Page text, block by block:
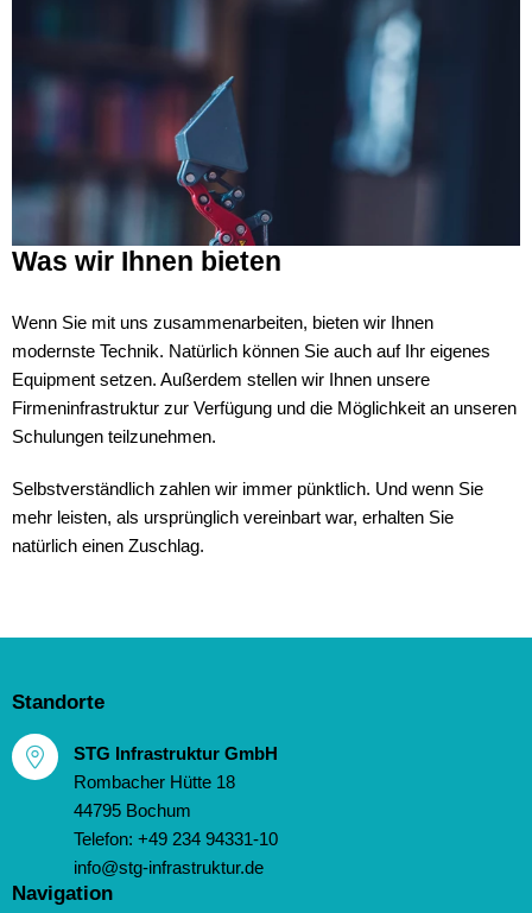
Was wir Ihnen bieten
Wenn Sie mit uns zusammenarbeiten, bieten wir Ihnen
modernste Technik. Natürlich können Sie auch auf Ihr eigenes
Equipment setzen. Außerdem stellen wir Ihnen unsere
Firmeninfrastruktur zur Verfügung und die Möglichkeit an unseren
Schulungen teilzunehmen.
Selbstverständlich zahlen wir immer pünktlich. Und wenn Sie
mehr leisten, als ursprünglich vereinbart war, erhalten Sie
natürlich einen Zuschlag.
Standorte
STG Infrastruktur GmbH
Rombacher Hütte 18
44795 Bochum
Telefon: +49 234 94331-10
info@stg-infrastruktur.de
Navigation